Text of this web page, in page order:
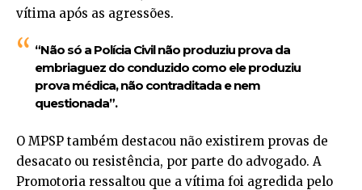
vítima após as agressões.
“Não só a Polícia Civil não produziu prova da
embriaguez do conduzido como ele produziu
prova médica, não contraditada e nem
questionada”.
O MPSP também destacou não existirem provas de
desacato ou resistência, por parte do advogado. A
Promotoria ressaltou que a vítima foi agredida pelo